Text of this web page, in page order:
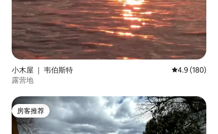
小木屋 ｜ 韦伯斯特 平均评分 4.9
4.9 (180)
露营地
房客推荐
房客推荐